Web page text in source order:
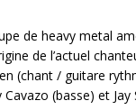
de heavy metal
de l’actuel
(chant / guitare
(basse) et Jay